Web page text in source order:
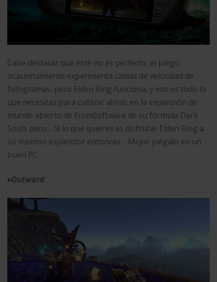
Cabe destacar que este no es perfecto, el juego
ocasionalmente experimenta caídas de velocidad de
fotogramas, pero Elden Ring funciona, y eso es todo lo
que necesitas para cultivar almas en la expansión de
mundo abierto de FromSoftware de su fórmula Dark
Souls pero… Si lo que quieres es disfrutar Elden Ring a
su maximo esplendor entonces… Mejor juégalo en un
buen PC.
▸Outward